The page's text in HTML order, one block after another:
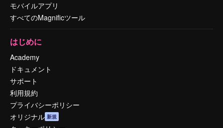
モバイルアプリ
すべてのMagnificツール
はじめに
Academy
ドキュメント
サポート
利用規約
プライバシーポリシー
オリジナル 新規